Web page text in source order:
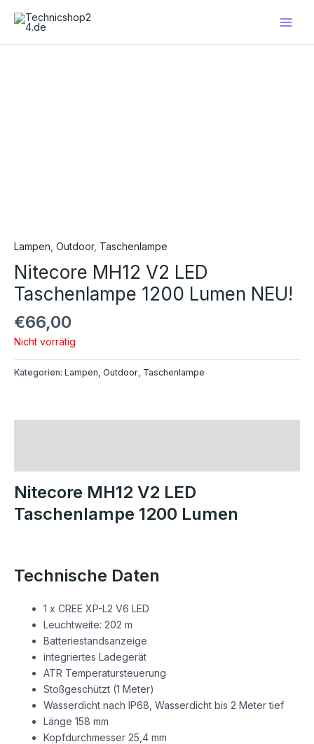
Inhalt
Lampen Outdoor, Taschenlampe
Nitecore MH12 V2 LED
Taschenlampe 1200 Lumen NEU!
€66,00
Nicht vorrätig
Kategorien: Lampen, Outdoor, Taschenlampe
Nitecore MH12 V2 LED
Taschenlampe 1200 Lumen
Technische Daten
1 x CREE XP-L2 V6 LED
Leuchtweite: 202 m
Batteriestandsanzeige
integriertes Ladegerät
ATR Temperatursteuerung
Stoßgeschützt (1 Meter)
Wasserdicht nach IP68, Wasserdicht bis 2 Meter tief
Länge 158 mm
Kopfdurchmesser 25,4 mm